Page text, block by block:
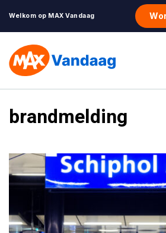
Welkom op MAX Vandaag
brandmelding